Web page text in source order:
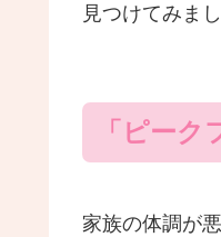
見つけてみまし
「ピー
家族の体調が